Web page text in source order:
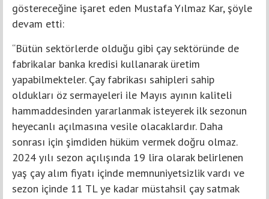
göstereceğine işaret eden Mustafa Yılmaz Kar, şöyle
devam etti:
“Bütün sektörlerde olduğu gibi çay sektöründe de
fabrikalar banka kredisi kullanarak üretim
yapabilmekteler. Çay fabrikası sahipleri sahip
oldukları öz sermayeleri ile Mayıs ayının kaliteli
hammaddesinden yararlanmak isteyerek ilk sezonun
heyecanlı açılmasına vesile olacaklardır. Daha
sonrası için şimdiden hüküm vermek doğru olmaz.
2024 yılı sezon açılışında 19 lira olarak belirlenen
yaş çay alım fiyatı içinde memnuniyetsizlik vardı ve
sezon içinde 11 TL ye kadar müstahsil çay satmak